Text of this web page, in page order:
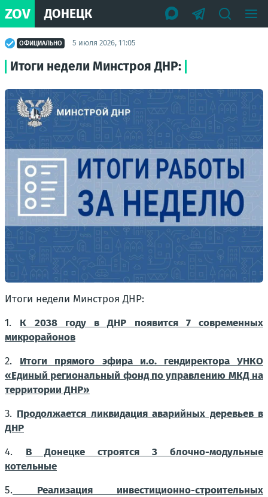
ZOV ДОНЕЦК
ОФИЦИАЛЬНО 5 июля 2026, 11:05
Итоги недели Минстроя ДНР:
Итоги недели Минстроя ДНР:
1. К 2038 году в ДНР появится 7 современных
микрорайонов
2. Итоги прямого эфира и.о. гендиректора УНКО
«Единый региональный фонд по управлению МКД на
территории ДНР»
3. Продолжается ликвидация аварийных деревьев в
ДНР
4. В Донецке строятся 3 блочно-модульные
котельные
5. Реализация инвестиционно-строительных